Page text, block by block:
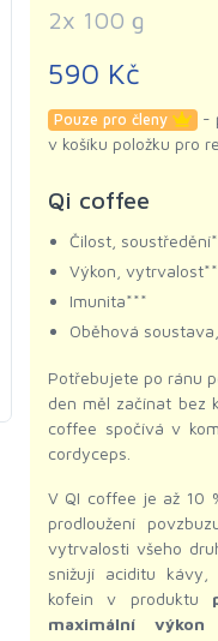
2x 100 g
590 Kč
Pouze pro členy
-
v košíku položku pro
Qi coffee
Čilost, soustředění*
Výkon, vytrvalost**
Imunita***
Oběhová
Potřebujete po ránu
den měl začínat bez
coffee spočívá v
cordyceps.
V QI coffee je až 10
prodloužení
vytrvalosti všeho
snižují aciditu kávy,
kofein v produktu
maximální